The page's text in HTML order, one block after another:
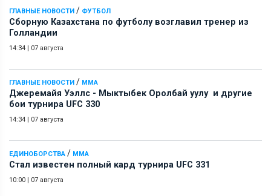
ГЛАВНЫЕ НОВОСТИ / ФУТБОЛ
Сборную Казахстана по футболу возглавил тренер из
Голландии
14:34 | 07 августа
ГЛАВНЫЕ НОВОСТИ / ММА
Джеремайя Уэллс - Мыктыбек Оролбай уулу и другие
бои турнира UFC 330
14:34 | 07 августа
ЕДИНОБОРСТВА / ММА
Стал известен полный кард турнира UFC 331
10:00 | 07 августа